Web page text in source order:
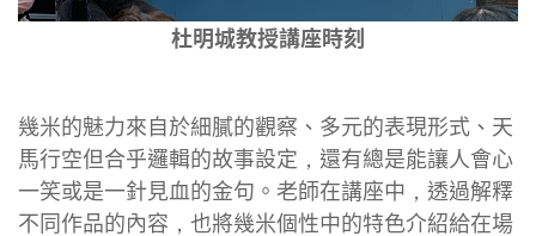
杜明城教授講座時刻
幾米的魅力來自於細膩的觀察、多元的表現形式、天
馬行空但合乎邏輯的故事設定，還有總是能讓人會心
一笑或是一針見血的金句。老師在講座中，透過解釋
不同作品的內容，也將幾米個性中的特色介紹給在場